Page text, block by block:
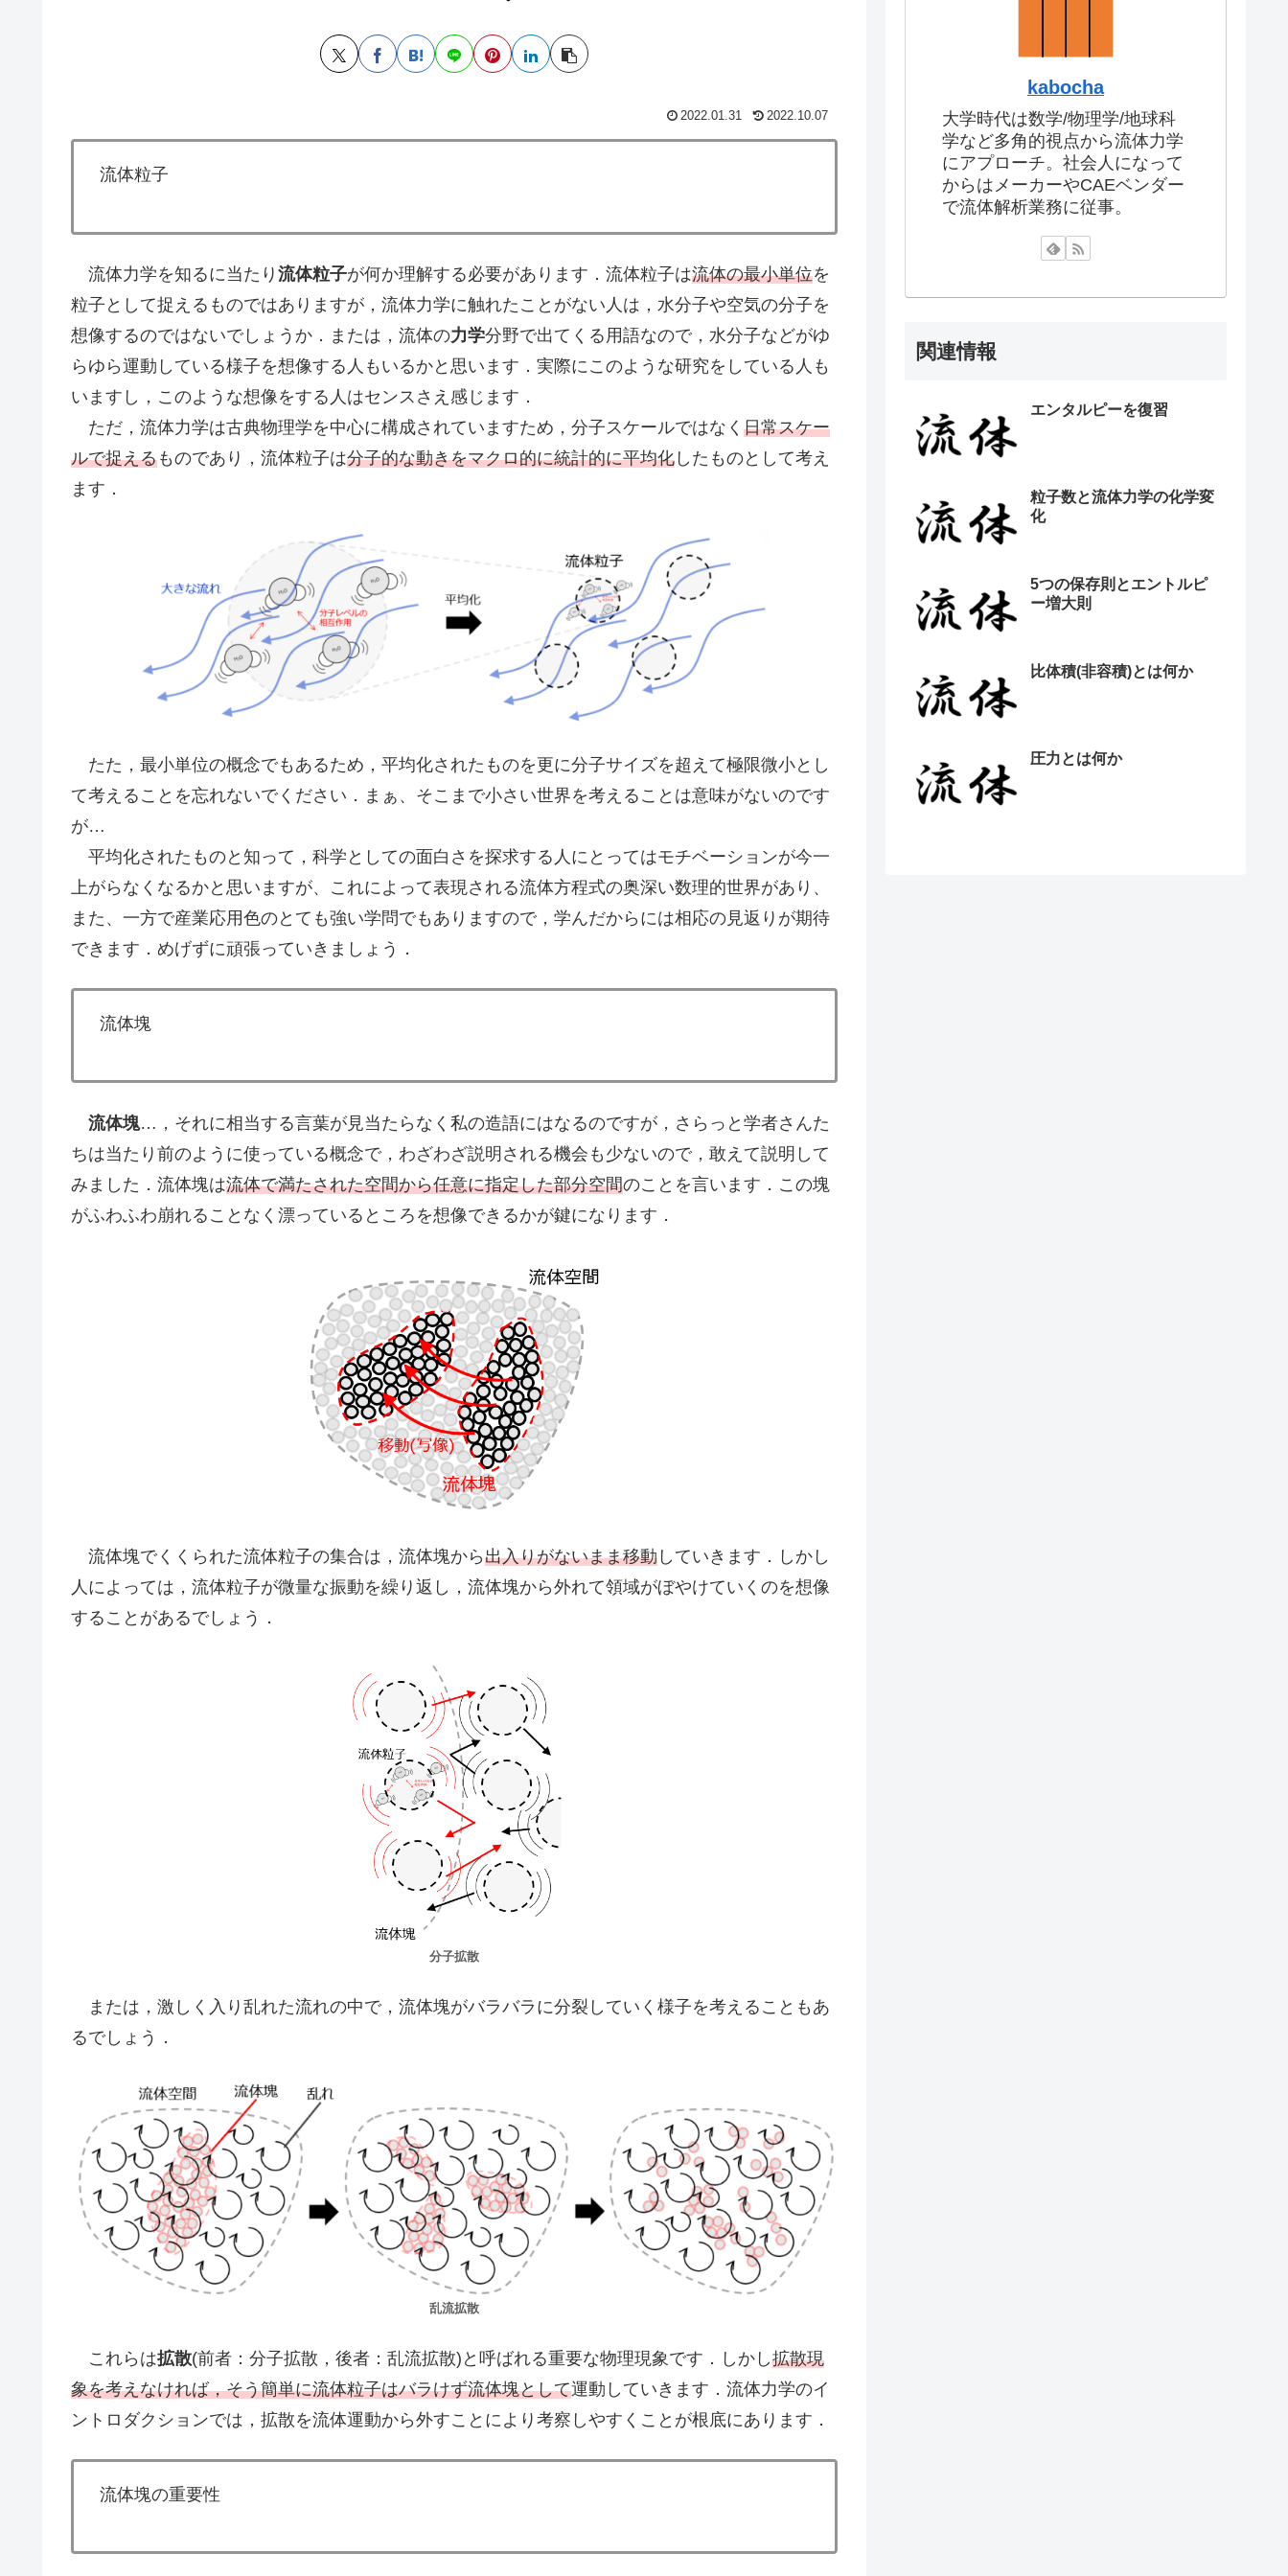
2022.01.31 2022.10.07
流体粒子
流体力学を知るに当たり 流体粒子が何か理解する必要があります．流体粒子は流体の最小単位を
粒子として捉えるものではありますが，流体力学に触れたことがない人は，水分子や空気の分子を
想像するのではないでしょうか．または，流体の力学分野で出てくる用語なので，水分子などがゆ
らゆら運動している様子を想像する人もいるかと思います．実際にこのような研究をしている人も
いますし，このような想像をする人はセンスさえ感じます．
ただ，流体力学は古典物理学を中心に構成されていますため，分子スケールではなく 日常スケー
ルで捉えるものであり，流体粒子は分子的な動きをマクロ的に統計的に平均化 したものとして考え
ます．
たた，最小単位の概念でもあるため，平均化されたものを更に分子サイズを超えて極限微小とし
て考えることを忘れないでください．まぁ、そこまで小さい世界を考えることは意味がないのです
が…
平均化されたものと知って，科学としての面白さを探求する人にとってはモチベーションが今一
上がらなくなるかと思いますが、これによって表現される流体方程式の奥深い数理的世界があり、
また、一方で産業応用色のとても強い学問でもありますので，学んだからには相応の見返りが期待
できます．めげずに頑張っていきましょう．
流体塊
流体塊…，それに相当する言葉が見当たらなく私の造語にはなるのですが，さらっと学者さんた
ちは当たり前のように使っている概念で，わざわざ説明される機会も少ないので，敢えて説明して
みました．流体塊は流体で満たされた空間から任意に指定した部分空間のことを言います．この塊
がふわふわ崩れることなく漂っているところを想像できるかが鍵になります．
流体塊でくくられた流体粒子の集合は，流体塊から出入りがないまま移動 していきます．しかし
人によっては，流体粒子が微量な振動を繰り返し，流体塊から外れて領域がぼやけていくのを想像
することがあるでしょう．
分子拡散
または，激しく入り乱れた流れの中で，流体塊がバラバラに分裂していく様子を考えることもあ
るでしょう．
乱流拡散
これらは拡散(前者：分子拡散，後者：乱流拡散)と呼ばれる重要な物理現象です．しかし拡散現
象を考えなければ，そう簡単に流体粒子はバラけず流体塊として運動していきます．流体力学のイ
ントロダクションでは，拡散を流体運動から外すことにより考察しやすくことが根底にあります．
流体塊の重要性
kabocha
大学時代は数学/物理学/地球科
学など多角的視点から流体力学
にアプローチ。社会人になって
からはメーカーやCAEベンダー
で流体解析業務に従事。
関連情報
エンタルピーを復習
粒子数と流体力学の化学変
化
5つの保存則とエントルピ
ー増大則
比体積(非容積)とは何か
圧力とは何か